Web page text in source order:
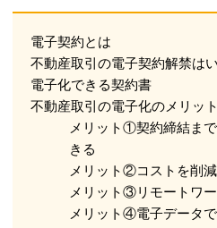
電子契約とは
不動産取引の電子契約解禁は
電子化できる契約書
不動産取引の電子化のメリット
メリット①契約締結ま
きる
メリット②コストを削
メリット③リモートワ
メリット④電子データ